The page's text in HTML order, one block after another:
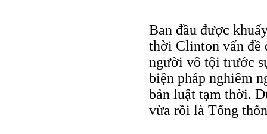
Ban đầu được
thời Clinton vấn đề
người vô tội trước
biện pháp nghiêm
bản luật tạm thời.
vừa rồi là Tổng